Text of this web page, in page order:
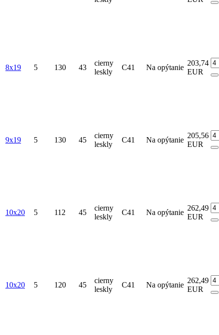
8x19 5 130 43
cierny
leskly
C41 Na opýtanie
203,74
EUR
9x19 5 130 45
cierny
leskly
C41 Na opýtanie
205,56
EUR
10x20 5 112 45
cierny
leskly
C41 Na opýtanie
262,49
EUR
10x20 5 120 45
cierny
leskly
C41 Na opýtanie
262,49
EUR